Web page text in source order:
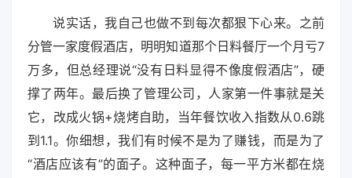
说实话，我自己也做不到每次都狠下心来。之前
分管一家度假酒店，明明知道那个日料餐厅一个月亏7
万多，但总经理说“没有日料显得不像度假酒店”，硬
撑了两年。最后换了管理公司，人家第一件事就是关
它，改成火锅+烧烤自助，当年餐饮收入指数从0.6跳
到1.1。你细想，我们有时候不是为了赚钱，而是为了
“酒店应该有”的面子。这种面子，每一平方米都在烧